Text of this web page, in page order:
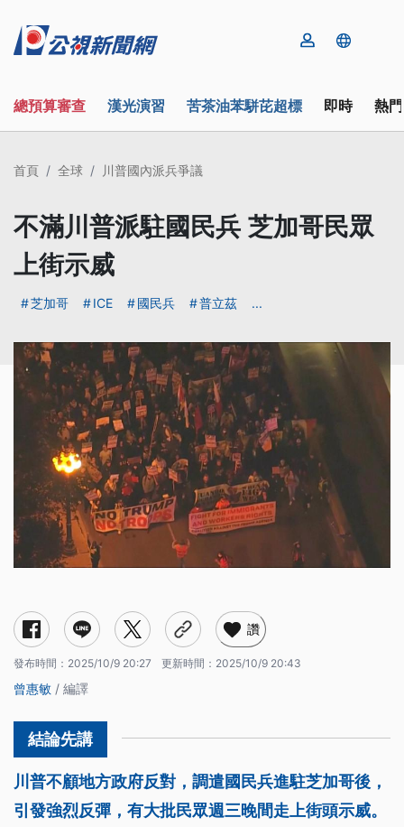
總預算審查 漢光演習 苦茶油苯駢芘超標 即時 熱
首頁 全球 川普國內派兵爭議
不滿川普派駐國民兵 芝加哥民眾
上街示威
芝加哥 ICE 國民兵 普立茲 ...
讚
發布時間： 2025/10/9 20:27 更新時間： 2025/10/9 20:43
曾惠敏 / 編譯
川普不顧地方政府反對，調遣國民兵進駐芝加哥後，
引發強烈反彈，有大批民眾週三晚間走上街頭示威。